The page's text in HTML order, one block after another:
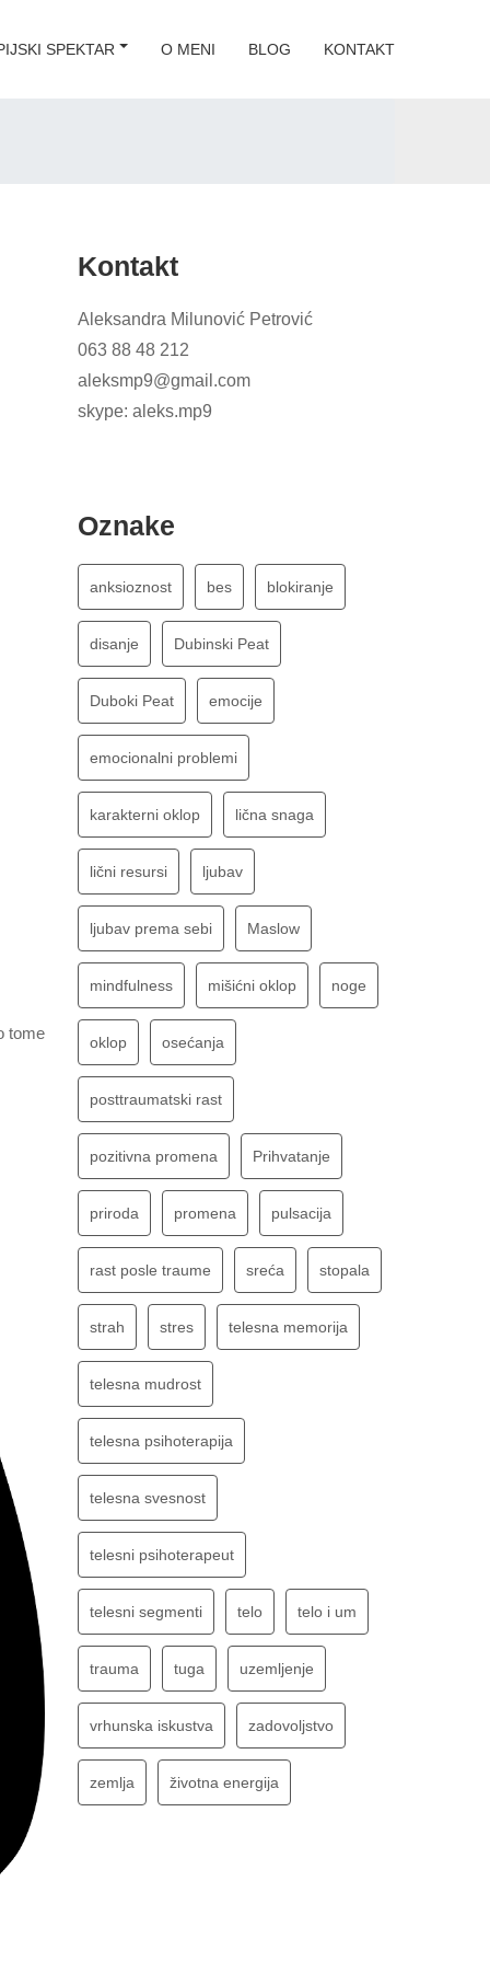
SPEKTAR O MENI BLOG KONTAKT
tome
Kontakt
Aleksandra Milunović Petrović
063 88 48 212
aleksmp9@gmail.com
skype: aleks.mp9
Oznake
anksioznost bes blokiranje
disanje Dubinski Peat
Duboki Peat emocije
emocionalni problemi
karakterni oklop lična snaga
lični resursi ljubav
ljubav prema sebi Maslow
mindfulness mišićni oklop noge
oklop osećanja
posttraumatski rast
pozitivna promena Prihvatanje
priroda promena pulsacija
rast posle traume sreća stopala
strah stres telesna memorija
telesna mudrost
telesna psihoterapija
telesna svesnost
telesni psihoterapeut
telesni segmenti telo telo i um
trauma tuga uzemljenje
vrhunska iskustva zadovoljstvo
zemlja životna energija